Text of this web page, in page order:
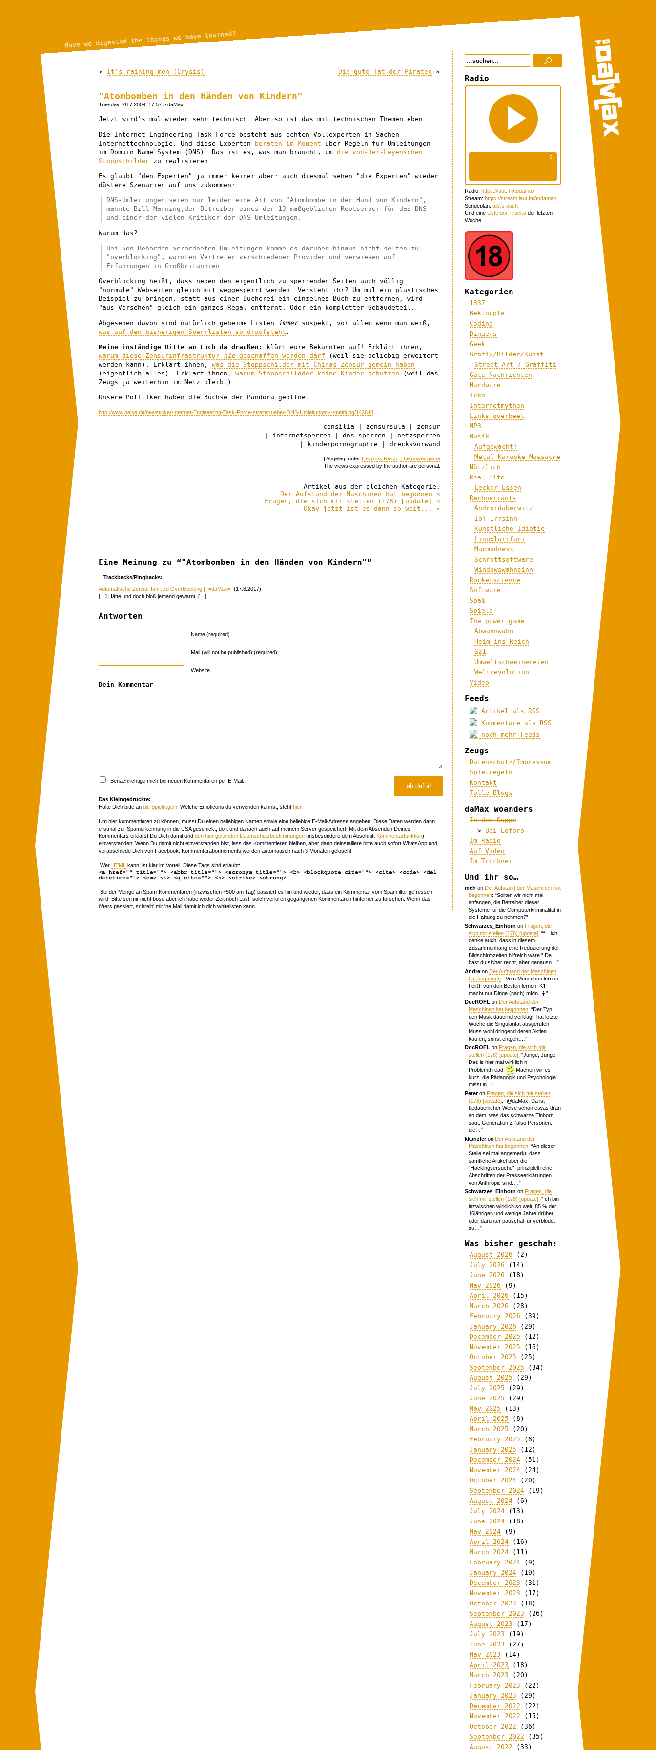
Have we digested the things we have learned?
« It's raining men (Crysis) Die gute Tat der Piraten »
"Atombomben in den Händen von Kindern"
Tuesday, 28.7.2009, 17:57 > daMax
Jetzt wird's mal wieder sehr technisch. Aber so ist das mit technischen Themen eben.
Die Internet Engineering Task Force besteht aus echten Vollexperten in Sachen
Internettechnologie. Und diese Experten beraten im Moment über Regeln für Umleitungen
im Domain Name System (DNS). Das ist es, was man braucht, um die von-der-Leyenschen
Stoppschilder zu realisieren.
Es glaubt "den Experten" ja immer keiner aber: auch diesmal sehen "die Experten" wieder
düstere Szenarien auf uns zukommen:
DNS-Umleitungen seien nur leider eine Art von "Atombombe in der Hand von Kindern",
mahnte Bill Manning,der Betreiber eines der 13 maßgeblichen Rootserver für das DNS
und einer der vielen Kritiker der DNS-Umleitungen.
Warum das?
Bei von Behörden verordneten Umleitungen komme es darüber hinaus nicht selten zu
"overblocking", warnten Vertreter verschiedener Provider und verwiesen auf
Erfahrungen in Großbritannien.
Overblocking heißt, dass neben den eigentlich zu sperrenden Seiten auch völlig
"normale" Webseiten gleich mit weggesperrt werden. Versteht ihr? Um mal ein plastisches
Beispiel zu bringen: statt aus einer Bücherei ein einzelnes Buch zu entfernen, wird
"aus Versehen" gleich ein ganzes Regal entfernt. Oder ein kompletter Gebäudeteil.
Abgesehen davon sind natürlich geheime Listen immersuspekt, vor allem wenn man weiß,
was auf den bisherigen Sperrlisten so draufsteht
Meine inständige Bitte an Euch da draußen:
klärt eure Bekannten auf! Erklärt ihnen,
warum diese Zensurinfrastruktur niegeschaffen werden darf (weil sie beliebig erweitert
werden kann). Erklärt ihnen, was die Stoppschilder mit Chinas Zensur gemein haben
(eigentlich alles). Erklärt ihnen, warum Stoppschildder keine Kinder schützen (weil das
Zeugs ja weiterhin im Netz bleibt).
Unsere Politiker haben die Büchse der Pandora geöffnet.
http://www.heise.de/newsticker/Internet-Engineering-Task-Force-streitet-ueber-DNS-Umleitungen--/meldung/142648
censilia | zensursula | zensur
| internetsperren | dns-sperren | netzsperren
| kinderpornographie | drecksvorwand
| Abgelegt unter Heim ins Reich The power game
The views expressed by the author are personal.
Artikel aus der gleichen Kategorie:
Der Aufstand der Maschinen hat begonnen «
Fragen, die sich mir stellen (178) [update] «
Okay jetzt ist es dann so weit... «
Eine Meinung zu “"Atombomben in den Händen von Kindern"”
Trackbacks/Pingbacks:
Automatische Zensur führt zu Overblocking | -=daMax=- (17.8.2017):
[…] Hätte und doch bloß jemand gewarnt! […]
Antworten
Name (required)
Mail (will not be published) (required)
Website
Dein Kommentar
Benachrichtige mich bei neuen Kommentaren per E-Mail.
Das Kleingedruckte:
Halte Dich bitte an die Spielregeln . Welche Emoticons du verwenden kannst, steht hier.
Um hier kommentieren zu können, musst Du einen beliebigen Namen sowie eine beliebige E-Mail-Adresse angeben. Diese Daten werden dann
erstmal zur Spamerkennung in die USA geschickt, dort und danach auch auf meinem Server gespeichert. Mit dem Absenden Deines
Kommentars erklärst Du Dich damit und den hier geltenden Datenschutzbestimmungen (insbesondere dem Abschnitt Kommentarfunktion)
einverstanden. Wenn Du damit nicht einverstanden bist, lass das Kommentieren bleiben, aber dann deinstalliere bitte auch sofort WhatsApp und
verabschiede Dich von Facebook. Kommentarabonnements werden automatisch nach 3 Monaten gelöscht.
Wer HTML kann, ist klar im Vorteil. Diese Tags sind erlaubt:
<a href="" title=""> <abbr title=""> <acronym title=""> <b> <blockquote cite=""> <cite> <code> <del
datetime=""> <em> <i> <q cite=""> <s> <strike> <strong>
Bei der Menge an Spam-Kommentaren (inzwischen ~500 am Tag) passiert es hin und wieder, dass ein Kommentar vom Spamfilter gefressen
wird. Bitte sei mir nicht böse aber ich habe weder Zeit noch Lust, solch verloren gegangenen Kommentaren hinterher zu forschen. Wenn das
öfters passiert, schreib' mir 'ne Mail damit ich dich whitelisten kann.
Radio
Radio: https://laut.fm/todamax
Stream: https://stream.laut.fm/todamax
Sendeplan: gibt's auch
Und eine Liste der Tracks der letzten
Woche.
Kategorien
1337
Bekloppte
Coding
Dingens
Geek
Grafix/Bilder/Kunst
Street Art / Graffiti
Gute Nachrichten
Hardware
icke
Internetmythen
Links querbeet
MP3
Musik
Aufgewacht!
Metal Karaoke Massacre
Nützlich
Real life
Lecker Essen
Rechnerrants
Androidaberwitz
IoT-Irrsinn
Künstliche Idiotie
Linuxlarifari
Macmadness
Schrottsoftware
Windowswahnsinn
Rocketscience
Software
Spaß
Spiele
The power game
Abwahnwahn
Heim ins Reich
S21
Umweltschweinereien
Weltrevolution
Video
Feeds
Artikel als RSS
Kommentare als RSS
noch mehr Feeds
Zeugs
Datenschutz/Impressum
Spielregeln
Kontakt
Tolle Blogs
daMax woanders
In der Suppe
-->
Bei Loforo
Im Radio
Auf Video
Im Trockner
Und ihr so…
meh onDer Aufstand der Maschinen hat
begonnen: “Sollten wir nicht mal
anfangen, die Betreiber dieser
Systeme für die Computerkriminalität in
die Haftung zu nehmen?”
Schwarzes_Einhorn onFragen, die
sich mir stellen (178) [update]: ““…ich
denke auch, dass in diesem
Zusammenhang eine Reduzierung der
Bildschirmzeiten hilfreich wäre.” Da
hast du sicher recht, aber genauso… ”
Andre onDer Aufstand der Maschinen
hat begonnen: “Vom Menschen lernen
heißt, von den Besten lernen. K’I’
macht nur Dinge (nach) mMn. 🤷”
DocROFL onDer Aufstand der
Maschinen hat begonnen: “Der Typ,
den Musk dauernd verklagt, hat letzte
Woche die Singularität ausgerufen.
Muss wohl dringend deren Aktien
kaufen, sonst entgeht… ”
DocROFL onFragen, die sich mir
stellen (178) [update]: “Junge, Junge.
Das is hier mal wirklich n
Problemthread.
Machen wir es
kurz: die Pädagogik und Psychologie
misst in… ”
PeteronFragen, die sich mir stellen
(178) [update]: “@daMax: Da ist
bedauerlicher Weise schon etwas dran
an dem, was das schwarze Einhorn
sagt: Generation Z (also Personen,
die… ”
kkanzleronDer Aufstand der
Maschinen hat begonnen: “An dieser
Stelle sei mal angemerkt, dass
sämtliche Artikel über die
“Hackingversuche”, prinzipiell reine
Abschriften der Presseerklärungen
von Anthropic sind.… ”
Schwarzes_Einhorn onFragen, die
sich mir stellen (178) [update]: “Ich bin
inzwischen wirklich so weit, 85 % der
16jährigen und wenige Jahre drüber
oder darunter pauschal für verblödet
zu… ”
Was bisher geschah:
August 2026 (2)
July 2026 (14)
June 2026 (18)
May 2026 (9)
April 2026 (15)
March 2026 (28)
February 2026 (39)
January 2026 (29)
December 2025 (12)
November 2025 (16)
October 2025 (25)
September 2025 (34)
August 2025 (29)
July 2025 (29)
June 2025 (29)
May 2025 (13)
April 2025 (8)
March 2025 (20)
February 2025 (8)
January 2025 (12)
December 2024 (51)
November 2024 (24)
October 2024 (20)
September 2024 (19)
August 2024 (6)
July 2024 (13)
June 2024 (18)
May 2024 (9)
April 2024 (16)
March 2024 (11)
February 2024 (9)
January 2024 (19)
December 2023 (31)
November 2023 (17)
October 2023 (18)
September 2023 (26)
August 2023 (17)
July 2023 (19)
June 2023 (27)
May 2023 (14)
April 2023 (18)
March 2023 (20)
February 2023 (22)
January 2023 (29)
December 2022 (22)
November 2022 (15)
October 2022 (36)
September 2022 (35)
August 2022 (33)